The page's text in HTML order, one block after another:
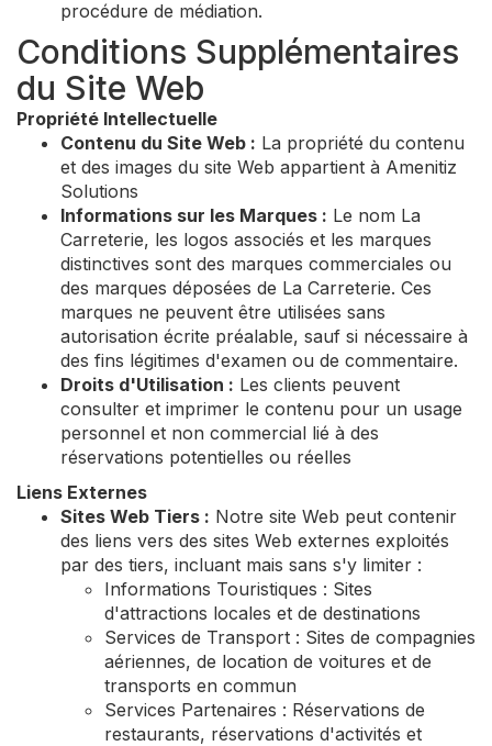
procédure de médiation.
Conditions Supplémentaires
du Site Web
Propriété Intellectuelle
Contenu du Site Web : La propriété du contenu
et des images du site Web appartient à Amenitiz
Solutions
Informations sur les Marques : Le nom La
Carreterie, les logos associés et les marques
distinctives sont des marques commerciales ou
des marques déposées de La Carreterie. Ces
marques ne peuvent être utilisées sans
autorisation écrite préalable, sauf si nécessaire à
des fins légitimes d'examen ou de commentaire.
Droits d'Utilisation : Les clients peuvent
consulter et imprimer le contenu pour un usage
personnel et non commercial lié à des
réservations potentielles ou réelles
Liens Externes
Sites Web Tiers : Notre site Web peut contenir
des liens vers des sites Web externes exploités
par des tiers, incluant mais sans s'y limiter :
Informations Touristiques : Sites
d'attractions locales et de destinations
Services de Transport : Sites de compagnies
aériennes, de location de voitures et de
transports en commun
Services Partenaires : Réservations de
restaurants, réservations d'activités et